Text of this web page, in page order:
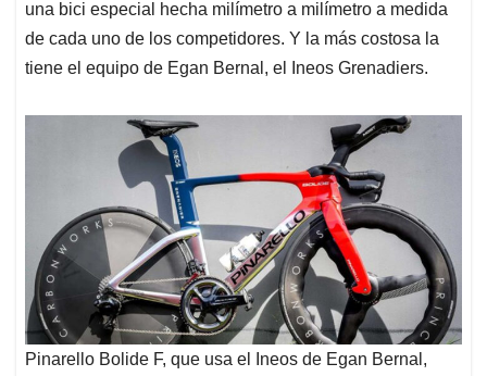
una bici especial hecha milímetro a milímetro a medida
de cada uno de los competidores. Y la más costosa la
tiene el equipo de Egan Bernal, el Ineos Grenadiers.
Pinarello Bolide F, que usa el Ineos de Egan Bernal,